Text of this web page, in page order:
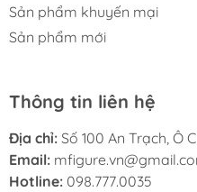
Sản phẩm khuyến mại
Sản phẩm mới
Thông tin liên hệ
Địa chỉ: Số 100 An Trạch, Ô
Email:
Hotline: 098.777.0035